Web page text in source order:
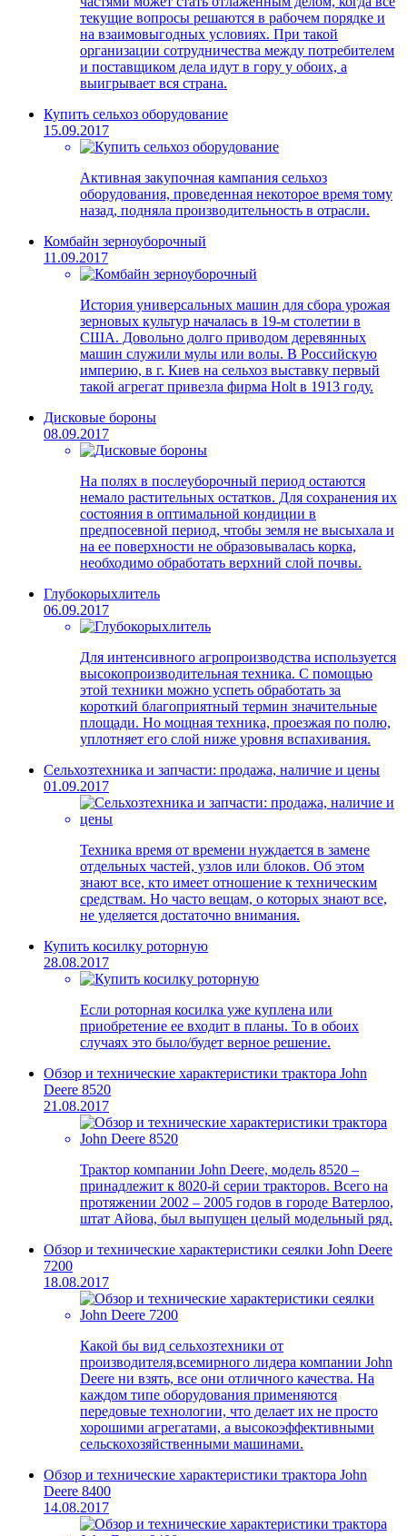
текущие вопросы решаются в рабочем порядке и
на взаимовыгодных условиях. При такой
организации сотрудничества между потребителем
и поставщиком дела идут в гору у обоих, а
выигрывает вся страна.
Купить сельхоз оборудование
15.09.2017
Активная закупочная кампания сельхоз
оборудования, проведенная некоторое время тому
назад, подняла производительность в отрасли.
Комбайн зерноуборочный
11.09.2017
История универсальных машин для сбора урожая
зерновых культур началась в 19-м столетии в
США. Довольно долго приводом деревянных
машин служили мулы или волы. В Российскую
империю, в г. Киев на сельхоз выставку первый
такой агрегат привезла фирма Holt в 1913 году.
Дисковые бороны
08.09.2017
На полях в послеуборочный период остаются
немало растительных остатков. Для сохранения их
состояния в оптимальной кондиции в
предпосевной период, чтобы земля не высыхала и
на ее поверхности не образовывалась корка,
необходимо обработать верхний слой почвы.
Глубокорыхлитель
06.09.2017
Для интенсивного агропроизводства используется
высокопроизводительная техника. С помощью
этой техники можно успеть обработать за
короткий благоприятный термин значительные
площади. Но мощная техника, проезжая по полю,
уплотняет его слой ниже уровня вспахивания.
Сельхозтехника и запчасти: продажа, наличие и цены
01.09.2017
Техника время от времени нуждается в замене
отдельных частей, узлов или блоков. Об этом
знают все, кто имеет отношение к техническим
средствам. Но часто вещам, о которых знают все,
не уделяется достаточно внимания.
Купить косилку роторную
28.08.2017
Если роторная косилка уже куплена или
приобретение ее входит в планы. То в обоих
случаях это было/будет верное решение.
Обзор и технические характеристики трактора John
Deere 8520
21.08.2017
Трактор компании John Deere, модель 8520 –
принадлежит к 8020-й серии тракторов. Всего на
протяжении 2002 – 2005 годов в городе Ватерлоо,
штат Айова, был выпущен целый модельный ряд.
Обзор и технические характеристики сеялки John Deere
7200
18.08.2017
Какой бы вид сельхозтехники от
производителя,всемирного лидера компании John
Deere ни взять, все они отличного качества. На
каждом типе оборудования применяются
передовые технологии, что делает их не просто
хорошими агрегатами, а высокоэффективными
сельскохозяйственными машинами.
Обзор и технические характеристики трактора John
Deere 8400
14.08.2017